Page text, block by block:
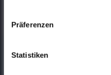
Präferenzen
Statistiken